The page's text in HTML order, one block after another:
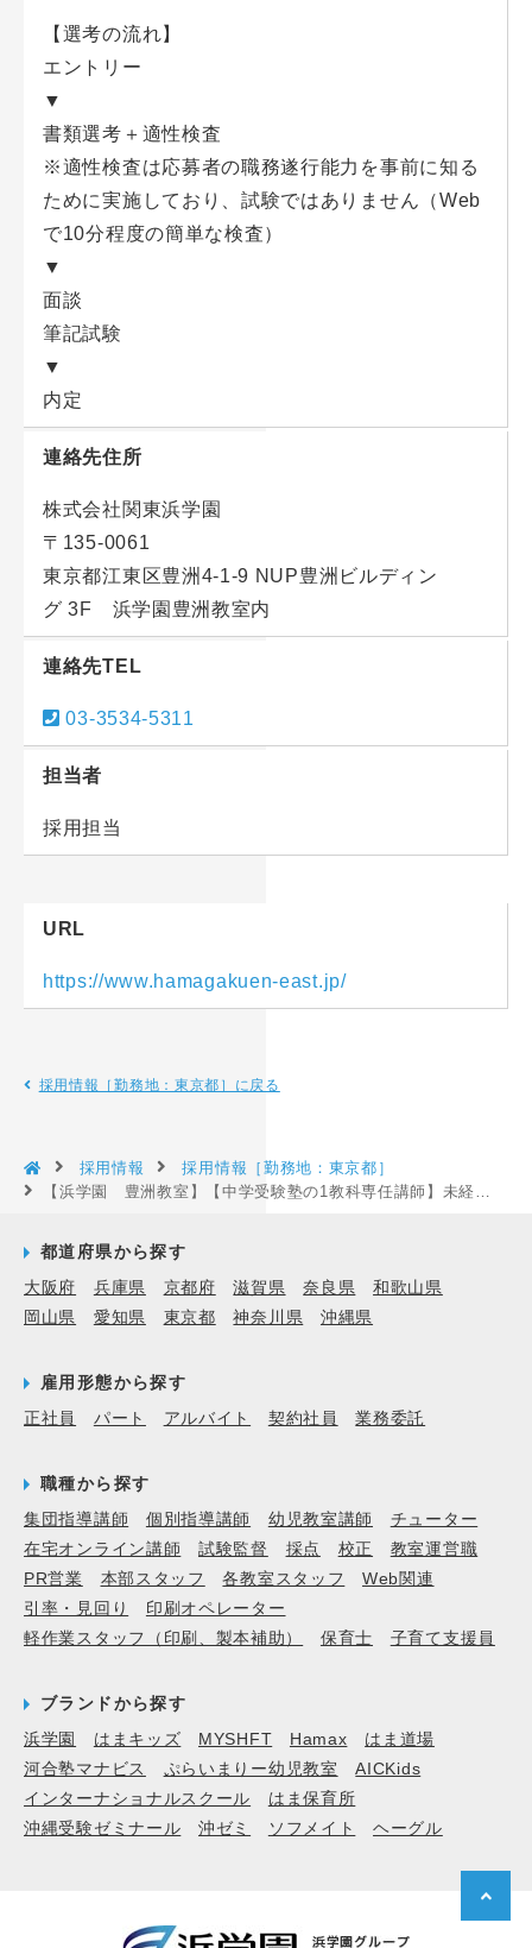
【選考の流れ】
エントリー
▼
書類選考＋適性検査
※適性検査は応募者の職務遂行能力を事前に知る
ために実施しており、試験ではありません（Web
で10分程度の簡単な検査）
▼
面談
筆記試験
▼
内定
連絡先住所
株式会社関東浜学園
〒135-0061
東京都江東区豊洲4-1-9 NUP豊洲ビルディン
グ 3F 浜学園豊洲教室内
連絡先TEL
03-3534-5311
担当者
採用担当
URL
https://www.hamagakuen-east.jp/
採用情報［勤務地：東京都］に戻る
採用情報
採用情報［勤務地：東京都］
【浜学園 豊洲教室】【中学受験塾の1教科専任講師】未経験から教育業界に携わる事が可能な手厚い教育体制を設けています［東京都江東区］
都道府県から探す
大阪府
兵庫県 京都府 滋賀県 奈良県
和歌山県
岡山県
愛知県 東京都 神奈川県 沖縄県
雇用形態から探す
正社員
パート アルバイト 契約社員 業務委託
職種から探す
集団指導講師
個別指導講師 幼児教室講師
チューター
在宅オンライン講師
試験監督 採点 校正
教室運営職
PR営業
本部スタッフ 各教室スタッフ
Web関連
引率・見回り
印刷オペレーター
軽作業スタッフ（印刷、製本補助）
保育士 子育て支援員
ブランドから探す
浜学園
はまキッズ MYSHFT Hamax
はま道場
河合塾マナビス
ぷらいまりー幼児教室
AICKids
インターナショナルスクール
はま保育所
沖縄受験ゼミナール
沖ゼミ ソフメイト ヘーグル